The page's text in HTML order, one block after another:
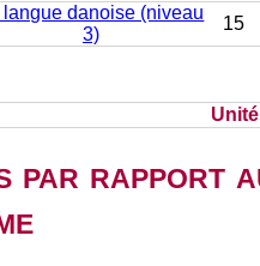
langue danoise (niveau
3)
15
par rapport